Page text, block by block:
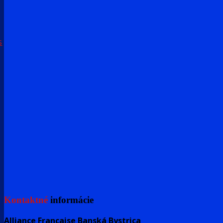
Kontaktné informácie
Alliance Française Banská Bystrica